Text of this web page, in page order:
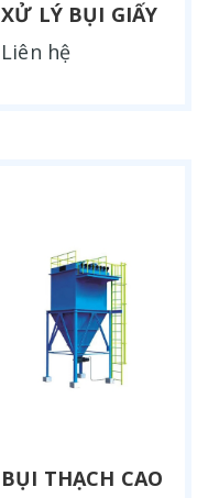
XỬ LÝ BỤI GIẤY
Liên hệ
BỤI THẠCH CAO